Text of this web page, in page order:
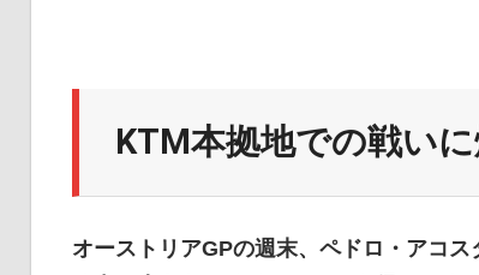
KTM本拠地での戦い
オーストリアGPの週末、ペドロ・アコ